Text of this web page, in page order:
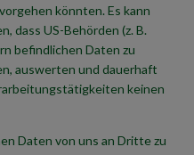
könnten. Es kann
dass US-Behörden (z. B.
befindlichen Daten zu
auswerten und dauerhaft
keinen
Daten von uns an Dritte zu